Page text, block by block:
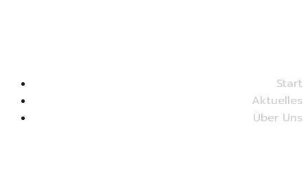
Start
Aktuelles
Über Uns